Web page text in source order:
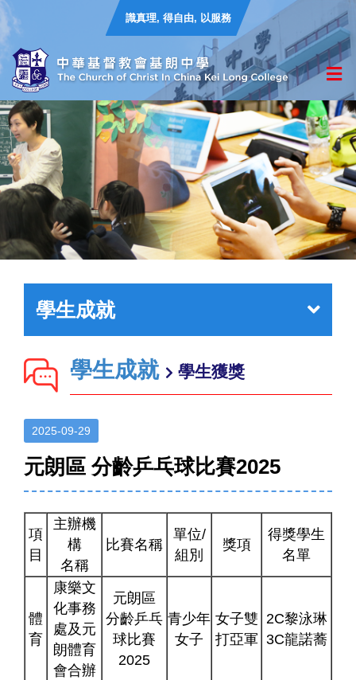
識真理, 得自由, 以服務
學生成就
學生成就 學生獲獎
2025-09-29
元朗區 分齡乒乓球比賽2025
項
目
主辦機
構
名稱
比賽名稱
單位/
組別
獎項
得獎學生
名單
體
育
康樂文
化事務
處及元
朗體育
會合辦
元朗區
分齡乒乓
球比賽
2025
青少年
女子
女子雙
打亞軍
2C黎泳琳
3C龍諾蕎